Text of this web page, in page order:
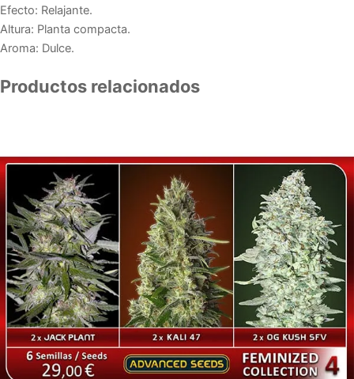
Efecto: Relajante.
Altura: Planta compacta.
Aroma: Dulce.
Productos relacionados